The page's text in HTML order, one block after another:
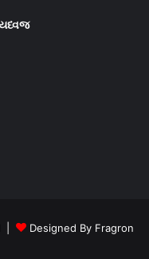
|
Designed By Fragron